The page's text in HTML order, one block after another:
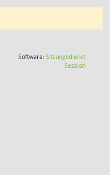
Software:Sitzungsdienst
Session(Wird in